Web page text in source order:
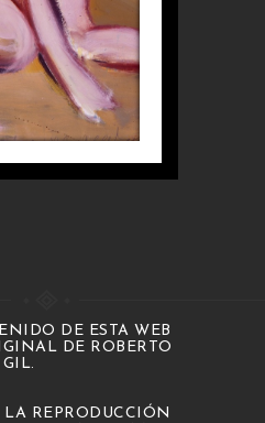
DE ESTA WEB
DE ROBERTO
GIL.
REPRODUCCIÓN